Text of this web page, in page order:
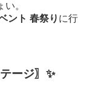
。
ント 春祭り に行
〗✨